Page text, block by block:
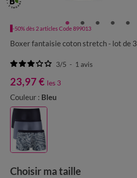
-50% dès 2 articles Code 899013
Boxer fantaisie coton stretch - lot de 3
3/5 - 1 avis
23,97 € les 3
Couleur : Bleu
Choisir ma taille